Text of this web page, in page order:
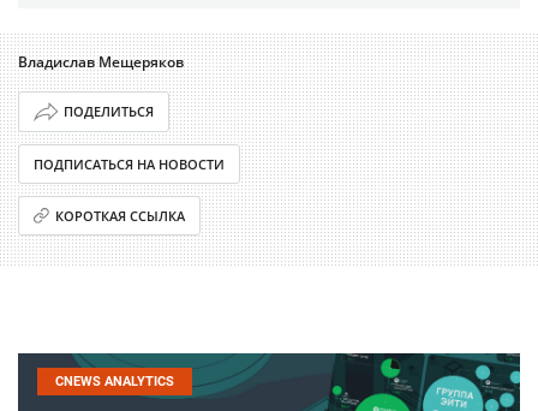
Владислав Мещеряков
ПОДЕЛИТЬСЯ
ПОДПИСАТЬСЯ НА НОВОСТИ
КОРОТКАЯ ССЫЛКА
CNEWS ANALYTICS